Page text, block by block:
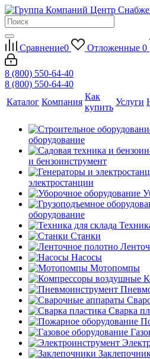
Сравнение0 Отложенные 0
8 (800) 550-64-40
8 (800) 550-64-40
Каталог Компания
Как
купить
Услуги
оборудование
и бензоинструмент
электростанции
оборудование
Станки
Насосы
Мотопомпы
Сварка